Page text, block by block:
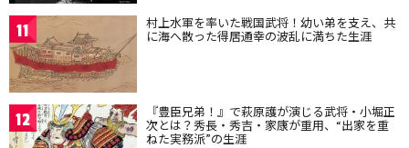
11 村上水軍を率いた戦国武将！幼い弟を支え、共
に海へ散った得居通幸の波乱に満ちた生涯
12 『豊臣兄弟！』で萩原護が演じる武将・小堀正
次とは？秀長・秀吉・家康が重用、“出家を重
ねた実務派”の生涯